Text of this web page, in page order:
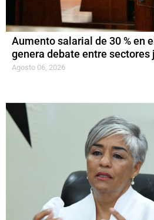
Aumento salarial de 30 % en
genera debate entre sectores
Agosto 06, 2026